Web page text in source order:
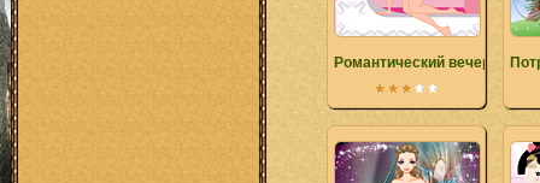
Романтический вечер